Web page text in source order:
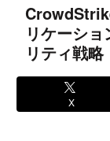
リケーシ
リティ戦略
X